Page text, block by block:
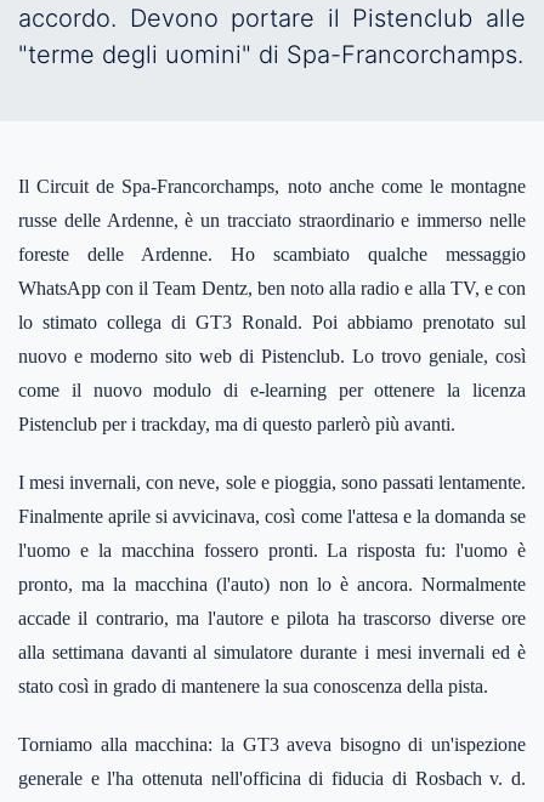
accordo. Devono portare il Pistenclub alle
"terme degli uomini" di Spa-Francorchamps.
Il Circuit de Spa-Francorchamps, noto anche come le montagne
russe delle Ardenne, è un tracciato straordinario e immerso nelle
foreste delle Ardenne. Ho scambiato qualche messaggio
WhatsApp con il Team Dentz, ben noto alla radio e alla TV, e con
lo stimato collega di GT3 Ronald. Poi abbiamo prenotato sul
nuovo e moderno sito web di Pistenclub. Lo trovo geniale, così
come il nuovo modulo di e-learning per ottenere la licenza
Pistenclub per i trackday, ma di questo parlerò più avanti.
I mesi invernali, con neve, sole e pioggia, sono passati lentamente.
Finalmente aprile si avvicinava, così come l'attesa e la domanda se
l'uomo e la macchina fossero pronti. La risposta fu: l'uomo è
pronto, ma la macchina (l'auto) non lo è ancora. Normalmente
accade il contrario, ma l'autore e pilota ha trascorso diverse ore
alla settimana davanti al simulatore durante i mesi invernali ed è
stato così in grado di mantenere la sua conoscenza della pista.
Torniamo alla macchina: la GT3 aveva bisogno di un'ispezione
generale e l'ha ottenuta nell'officina di fiducia di Rosbach v. d.